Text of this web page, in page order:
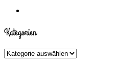
Kategorien
Kategorien